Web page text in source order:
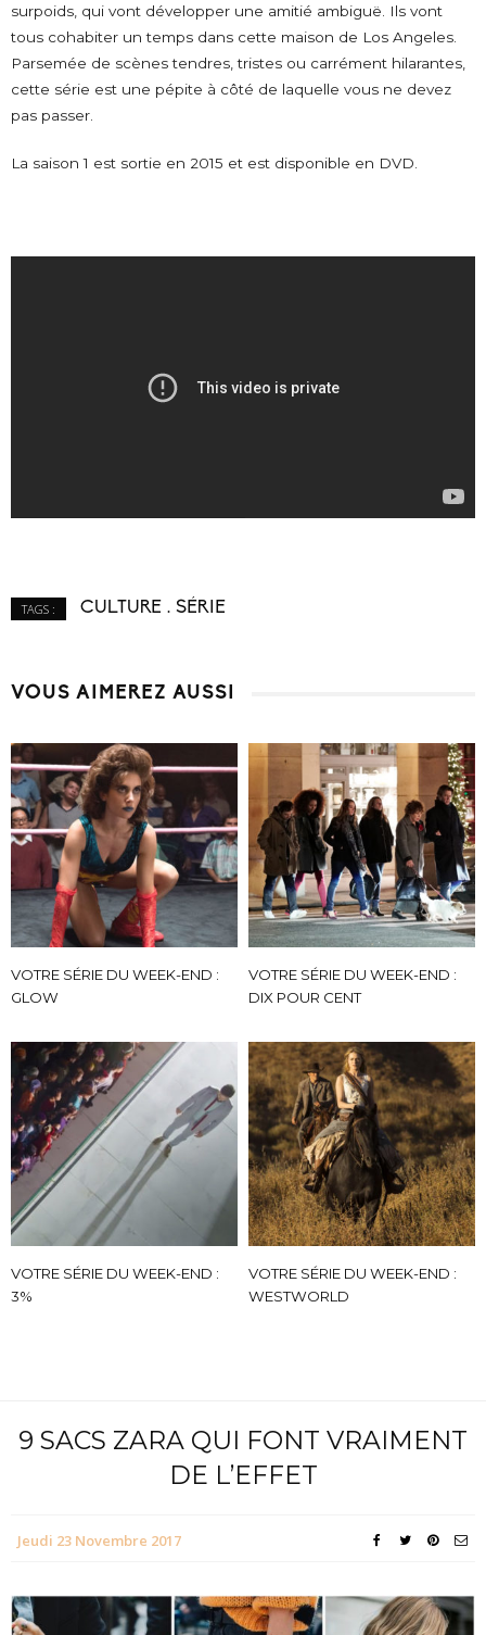
surpoids, qui vont développer une amitié ambiguë. Ils vont
tous cohabiter un temps dans cette maison de Los Angeles.
Parsemée de scènes tendres, tristes ou carrément hilarantes,
cette série est une pépite à côté de laquelle vous ne devez
pas passer.
La saison 1 est sortie en 2015 et est disponible en DVD.
TAGS : CULTURE SÉRIE
VOUS AIMEREZ AUSSI
VOTRE SÉRIE DU WEEK-END :
GLOW
VOTRE SÉRIE DU WEEK-END :
DIX POUR CENT
VOTRE SÉRIE DU WEEK-END :
3%
VOTRE SÉRIE DU WEEK-END :
WESTWORLD
9 SACS ZARA QUI FONT VRAIMENT
DE L’EFFET
Jeudi 23 Novembre 2017